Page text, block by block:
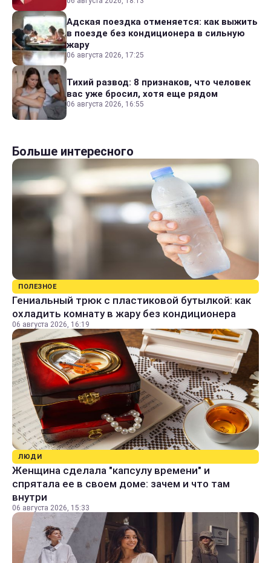
Адская поездка отменяется: как выжить
в поезде без кондиционера в сильную
жару
06 августа 2026, 17:25
Тихий развод: 8 признаков, что человек
вас уже бросил, хотя еще рядом
06 августа 2026, 16:55
Больше интересного
ПОЛЕЗНОЕ
Гениальный трюк с пластиковой бутылкой: как
охладить комнату в жару без кондиционера
06 августа 2026, 16:19
ЛЮДИ
Женщина сделала "капсулу времени" и
спрятала ее в своем доме: зачем и что там
внутри
06 августа 2026, 15:33